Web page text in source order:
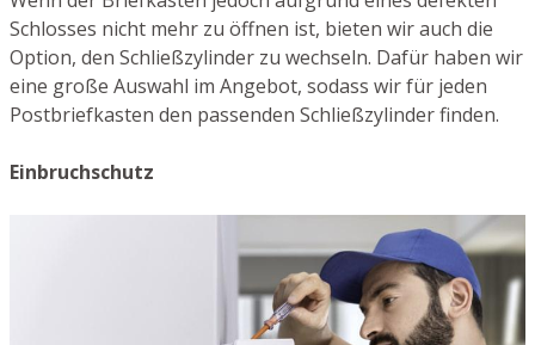
Schlosses nicht mehr zu öffnen ist, bieten wir auch die
Option, den Schließzylinder zu wechseln. Dafür haben wir
eine große Auswahl im Angebot, sodass wir für jeden
Postbriefkasten den passenden Schließzylinder finden.
Einbruchschutz